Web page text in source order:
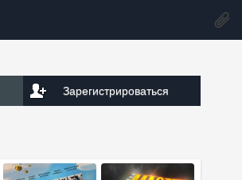
Зарегистрироваться